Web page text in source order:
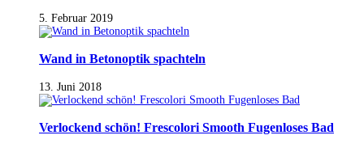
5. Februar 2019
Wand in Betonoptik spachteln
13. Juni 2018
Verlockend schön! Frescolori Smooth Fugenloses Bad